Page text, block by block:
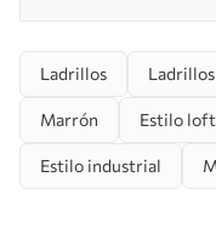
Ladrillos
Marrón Estilo loft
Estilo industrial